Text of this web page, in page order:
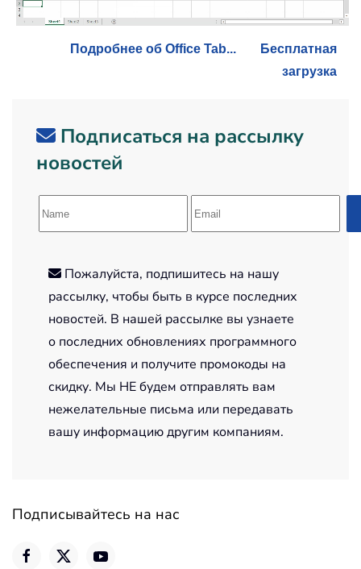
Подробнее об Office Tab...
Бесплатная
загрузка
Подписаться на рассылку
новостей
Пожалуйста, подпишитесь на нашу
рассылку, чтобы быть в курсе последних
новостей. В нашей рассылке вы узнаете
о последних обновлениях программного
обеспечения и получите промокоды на
скидку. Мы НЕ будем отправлять вам
нежелательные письма или передавать
вашу информацию другим компаниям.
Подписывайтесь на нас